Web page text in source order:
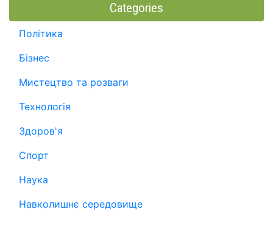
Categories
Політика
Бізнес
Мистецтво та розваги
Технологія
Здоров'я
Спорт
Наука
Навколишнє середовище